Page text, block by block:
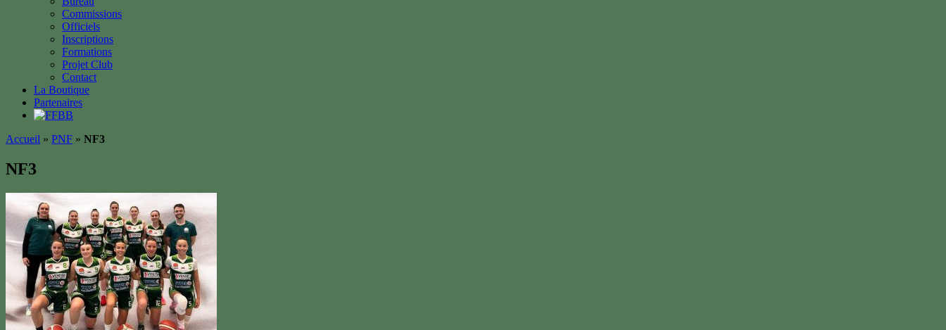
Commissions
Officiels
Inscriptions
Formations
Projet Club
Contact
La Boutique
Partenaires
Accueil » PNF » NF3
NF3